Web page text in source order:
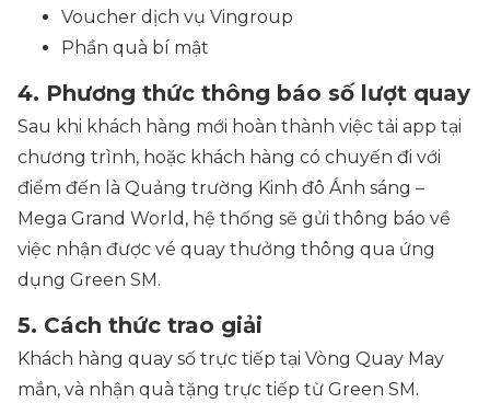
Voucher dịch vụ Vingroup
Phần quà bí mật
4. Phương thức thông báo số lượt quay
Sau khi khách hàng mới hoàn thành việc tải app tại
chương trình, hoặc khách hàng có chuyến đi với
điểm đến là Quảng trường Kinh đô Ánh sáng –
Mega Grand World, hệ thống sẽ gửi thông báo về
việc nhận được vé quay thưởng thông qua ứng
dụng Green SM.
5. Cách thức trao giải
Khách hàng quay số trực tiếp tại Vòng Quay May
mắn, và nhận quà tặng trực tiếp từ Green SM.